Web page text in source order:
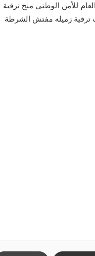
للأمن الوطني منح ترقية
ترقية زميله مفتش الشرطة